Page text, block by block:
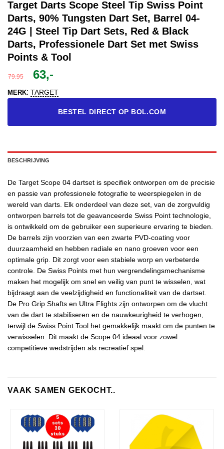
Target Darts Scope Steel Tip Swiss Point
Darts, 90% Tungsten Dart Set, Barrel 04-
24G | Steel Tip Dart Sets, Red & Black
Darts, Professionele Dart Set met Swiss
Points & Tool
79.95
Oorspronkelijke
was:
79.95.
63,-Huidige
is:
63,-.
MERK: TARGET
BESTEL DIRECT OP BOL.COM
BESCHRIJVING
De Target Scope 04 dartset is specifiek ontworpen om de precisie
en passie van professionele fotografie te weerspiegelen in de
wereld van darts. Elk onderdeel van deze set, van de zorgvuldig
ontworpen barrels tot de geavanceerde Swiss Point technologie,
is ontwikkeld om de gebruiker een superieure ervaring te bieden.
De barrels zijn voorzien van een zwarte PVD-coating voor
duurzaamheid en hebben radiale en nano groeven voor een
optimale grip. Dit zorgt voor een stabiele worp en verbeterde
controle. De Swiss Points met hun vergrendelingsmechanisme
maken het mogelijk om snel en veilig van punt te wisselen, wat
bijdraagt aan de veelzijdigheid en functionaliteit van de dartset.
De Pro Grip Shafts en Ultra Flights zijn ontworpen om de vlucht
van de dart te stabiliseren en de nauwkeurigheid te verhogen,
terwijl de Swiss Point Tool het gemakkelijk maakt om de punten te
verwisselen. Dit maakt de Scope 04 ideaal voor zowel
competitieve wedstrijden als recreatief spel.
VAAK SAMEN GEKOCHT..